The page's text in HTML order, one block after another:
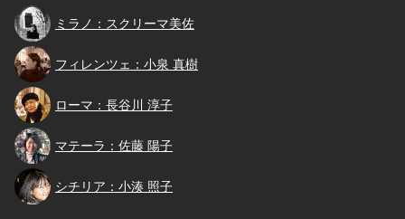
スクリーマ
ミラノ：スクリーマ美佐
小泉
フィレンツェ：小泉 真樹
長谷川
ローマ：長谷川 淳子
佐藤
マテーラ：佐藤 陽子
小湊
シチリア：小湊 照子